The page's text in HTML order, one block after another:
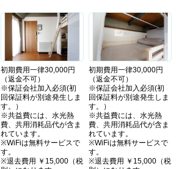
初期費用一律30,000円
（返金不可）
※保証会社加入必須(初
回保証料が別途発生しま
す。）
※共益費には、水光熱
費、共用消耗品代が含ま
れています。
※WiFiは無料サービスで
す。
※退去費用 ￥15,000（税
初期費用一律30,000円
（返金不可）
※保証会社加入必須(初
回保証料が別途発生しま
す。）
※共益費には、水光熱
費、共用消耗品代が含ま
れています。
※WiFiは無料サービスで
す。
※退去費用 ￥15,000（税